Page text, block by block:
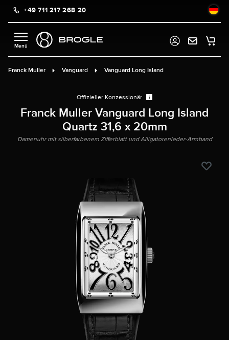
springen
+49 711 217 268 20
Franck Muller Vanguard Vanguard Long Island
Offizieller Konzessionär
Franck Muller Vanguard Long Island
Quartz 31,6 x 20mm
Damenuhr mit silberfarbenem Zifferblatt und Alligatorenleder-Armband